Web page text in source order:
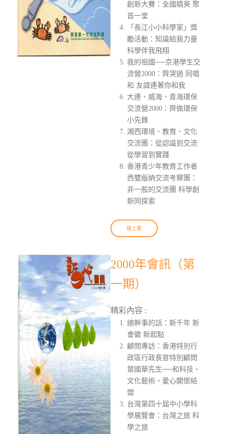
創新大賽：全國精英 聚
首一堂
「長江小小科學家」獎
勵活動：知識給我力量
科學伴我飛翔
我的祖國──京港學生交
流營2000：齊哭過 同唱
和 友誼連著你和我
大連、威海、青海環保
交流營2000：齊做環保
小先鋒
湘西環境、教育、文化
交流團：從認識到交流
從學習到實踐
香港青少年教育工作者
西雙版納交流考察團：
非一般的交流團 科學創
新同探索
線上看
2000年會訊（第
一期）
精彩內容 :
總幹事的話：新千年 新
會徽 新起點
顧問專訪：香港特別行
政區行政長官特別顧問
葉國華先生──和科技、
文化藝術、愛心關懷結
盟
台灣第四十屆中小學科
學展覽會：台灣之旅 科
學之旅